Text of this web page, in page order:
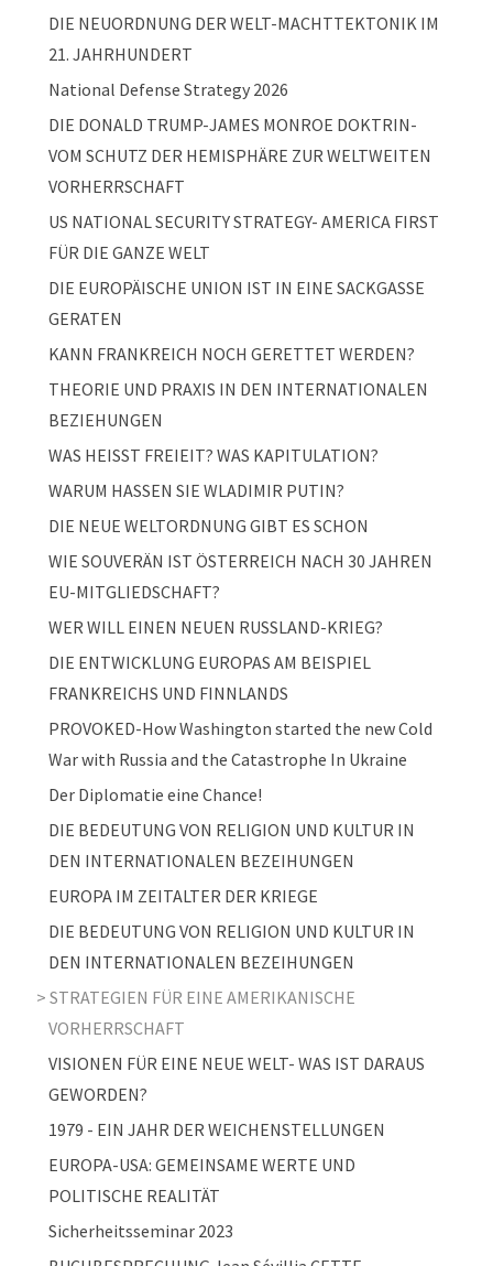
DIE NEUORDNUNG DER WELT-MACHTTEKTONIK IM
21. JAHRHUNDERT
National Defense Strategy 2026
DIE DONALD TRUMP-JAMES MONROE DOKTRIN-
VOM SCHUTZ DER HEMISPHÄRE ZUR WELTWEITEN
VORHERRSCHAFT
US NATIONAL SECURITY STRATEGY- AMERICA FIRST
FÜR DIE GANZE WELT
DIE EUROPÄISCHE UNION IST IN EINE SACKGASSE
GERATEN
KANN FRANKREICH NOCH GERETTET WERDEN?
THEORIE UND PRAXIS IN DEN INTERNATIONALEN
BEZIEHUNGEN
WAS HEISST FREIEIT? WAS KAPITULATION?
WARUM HASSEN SIE WLADIMIR PUTIN?
DIE NEUE WELTORDNUNG GIBT ES SCHON
WIE SOUVERÄN IST ÖSTERREICH NACH 30 JAHREN
EU-MITGLIEDSCHAFT?
WER WILL EINEN NEUEN RUSSLAND-KRIEG?
DIE ENTWICKLUNG EUROPAS AM BEISPIEL
FRANKREICHS UND FINNLANDS
PROVOKED-How Washington started the new Cold
War with Russia and the Catastrophe In Ukraine
Der Diplomatie eine Chance!
DIE BEDEUTUNG VON RELIGION UND KULTUR IN
DEN INTERNATIONALEN BEZEIHUNGEN
EUROPA IM ZEITALTER DER KRIEGE
DIE BEDEUTUNG VON RELIGION UND KULTUR IN
DEN INTERNATIONALEN BEZEIHUNGEN
STRATEGIEN FÜR EINE AMERIKANISCHE
VORHERRSCHAFT
VISIONEN FÜR EINE NEUE WELT- WAS IST DARAUS
GEWORDEN?
1979 - EIN JAHR DER WEICHENSTELLUNGEN
EUROPA-USA: GEMEINSAME WERTE UND
POLITISCHE REALITÄT
Sicherheitsseminar 2023